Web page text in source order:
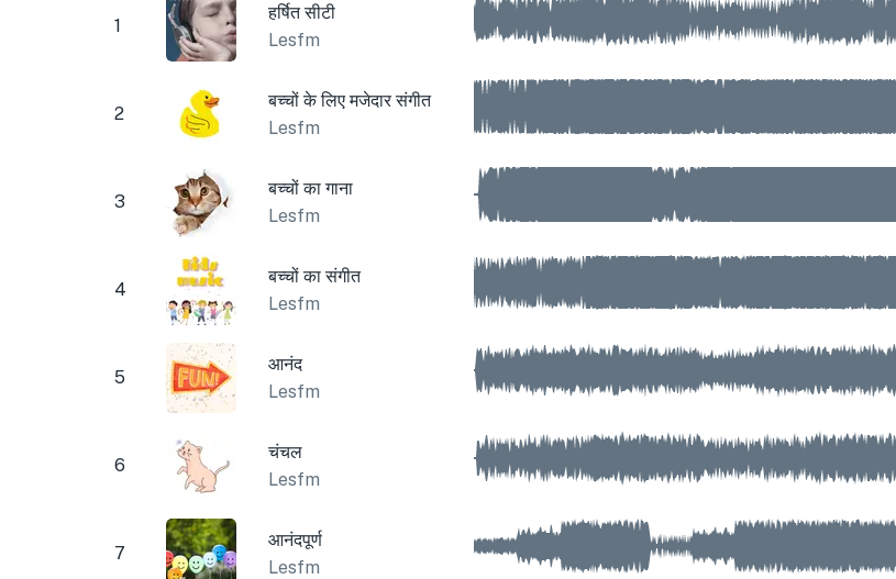
1
हर्षित सीटी
Lesfm
2
बच्चों के लिए मजेदार संगीत
Lesfm
3
बच्चों का गाना
Lesfm
4
बच्चों का संगीत
Lesfm
5
आनंद
Lesfm
6
चंचल
Lesfm
7
आनंदपूर्ण
Lesfm